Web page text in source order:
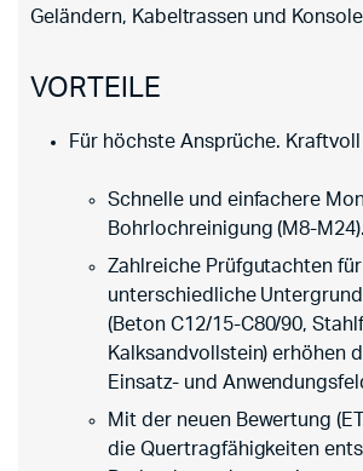
Geländern, Kabeltrassen und
VORTEILE
Für höchste Ansprüche.
Schnelle und einfachere
Bohrlochreinigung (M8-M24).
Zahlreiche Prüfgutachten für
unterschiedliche
(Beton C12/15-C80/90,
Kalksandvollstein) erhöhen
Einsatz- und
Mit der neuen Bewertung
die Quertragfähigkeiten